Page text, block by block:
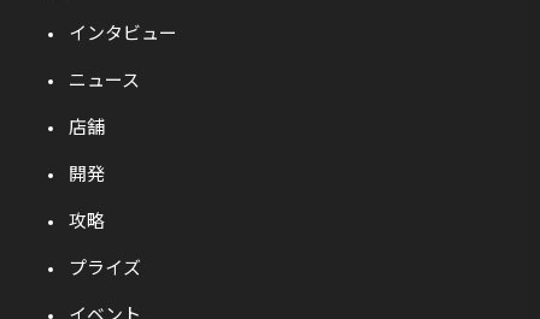
インタビュー
ニュース
店舗
開発
攻略
プライズ